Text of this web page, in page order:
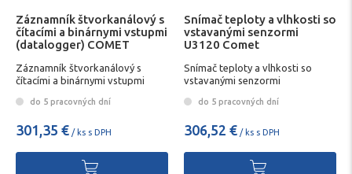
Záznamník štvorkanálový s
čítacími a binárnymi vstupmi
(datalogger) COMET
Záznamník štvorkanálový s
čítacími a binárnymi vstupmi
do 5 pracovných dní
301,35 € / ks s DPH
Snímač teploty a vlhkosti so
vstavanými senzormi
U3120 Comet
Snímač teploty a vlhkosti so
vstavanými senzormi
do 5 pracovných dní
306,52 € / ks s DPH